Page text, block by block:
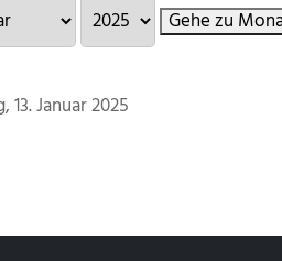
Gehe zu
13. Januar 2025